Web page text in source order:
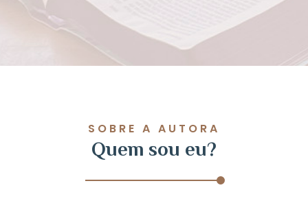
SOBRE A AUTORA
Quem sou eu?